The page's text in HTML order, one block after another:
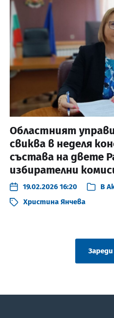
Областният
свиква в неделя
състава на двете
избирателни
19.02.2026 16:20 В
Христина Янчева